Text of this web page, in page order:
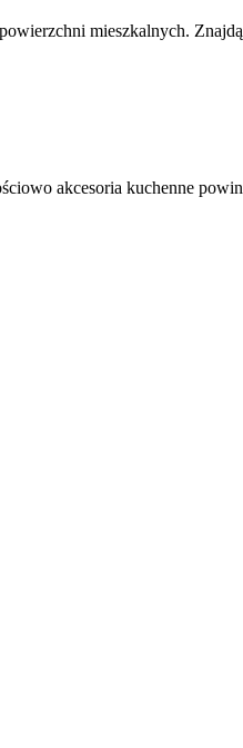
mieszkalnych.
akcesoria kuchenne